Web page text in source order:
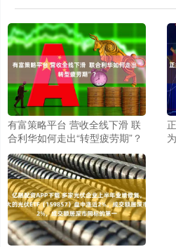
有富策略平台 营收全线下滑 联
合利华如何走出“转型疲劳期”？